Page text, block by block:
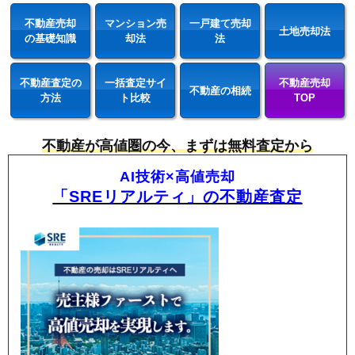
不動産売却
の基礎知識
マンション売
却法
一戸建て売却
法
土地売却法
不動産査定の
方法
一括査定サイ
ト比較
不動産の相続
不動産売却
TOP
不動産が高値圏の今、まずは無料査定から
AI技術×高値売却
「SREリアルティ」の不動産査定